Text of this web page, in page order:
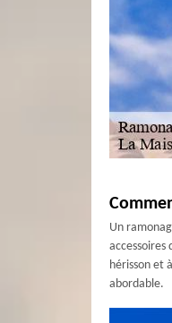
Un
hérisson et
abordable.